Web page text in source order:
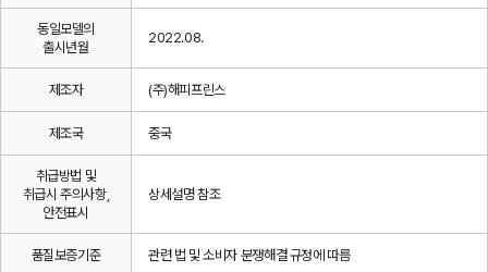
동일모델의
출시년월
2022.08.
제조자 (주)해피프린스
제조국 중국
취급방법 및
취급시 주의사항,
안전표시
상세설명 참조
품질보증기준 관련 법 및 소비자 분쟁해결 규정에 따름